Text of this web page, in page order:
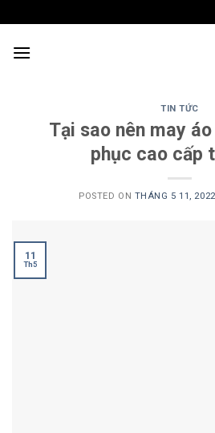
to
content
TIN TỨC
Tại sao nên may
phục cao cấp
POSTED ON THÁNG 5 11, 2022
11
Th5